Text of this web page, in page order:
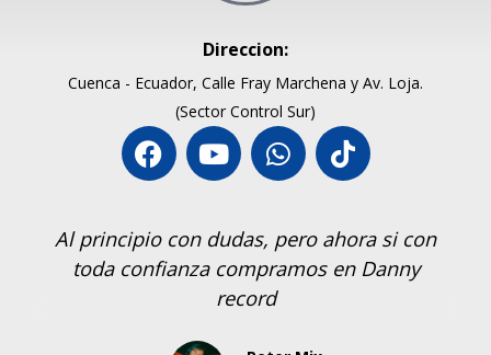
Direccion:
Cuenca - Ecuador, Calle Fray Marchena y Av. Loja.
(Sector Control Sur)
Al principio con dudas, pero ahora si con
toda confianza compramos en Danny
record